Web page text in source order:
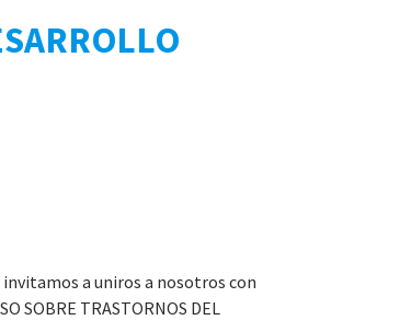
invitamos a uniros a nosotros con
SOBRE TRASTORNOS DEL